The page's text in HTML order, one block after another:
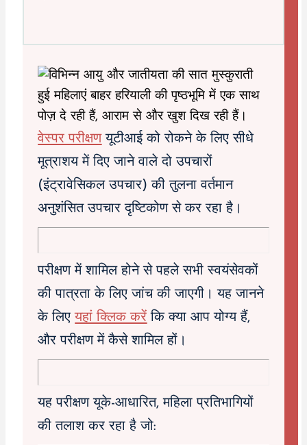
वेस्पर परीक्षणयूटीआई को रोकने के लिए सीधे
मूत्राशय में दिए जाने वाले दो उपचारों
(इंट्रावेसिकल उपचार) की तुलना वर्तमान
अनुशंसित उपचार दृष्टिकोण से कर रहा है।
परीक्षण में शामिल होने से पहले सभी स्वयंसेवकों
की पात्रता के लिए जांच की जाएगी। यह जानने
के लिएयहां क्लिक करें कि क्या आप योग्य हैं,
और परीक्षण में कैसे शामिल हों।
यह परीक्षण यूके-आधारित, महिला प्रतिभागियों
की तलाश कर रहा है जो: